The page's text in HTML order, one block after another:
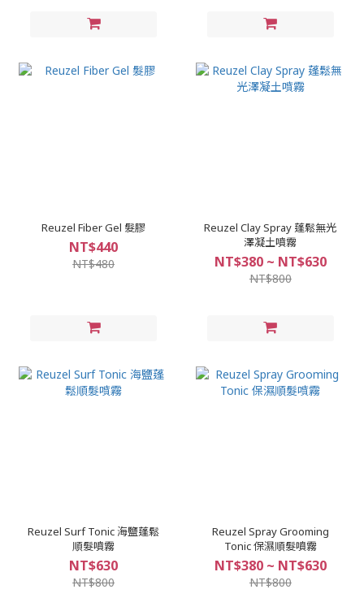
Reuzel Fiber Gel 髮膠
NT$440
NT$480
Reuzel Clay Spray 蓬鬆無光
澤凝土噴霧
NT$380 ~ NT$630
NT$800
Reuzel Surf Tonic 海鹽蓬鬆
順髮噴霧
NT$630
NT$800
Reuzel Spray Grooming
Tonic 保濕順髮噴霧
NT$380 ~ NT$630
NT$800